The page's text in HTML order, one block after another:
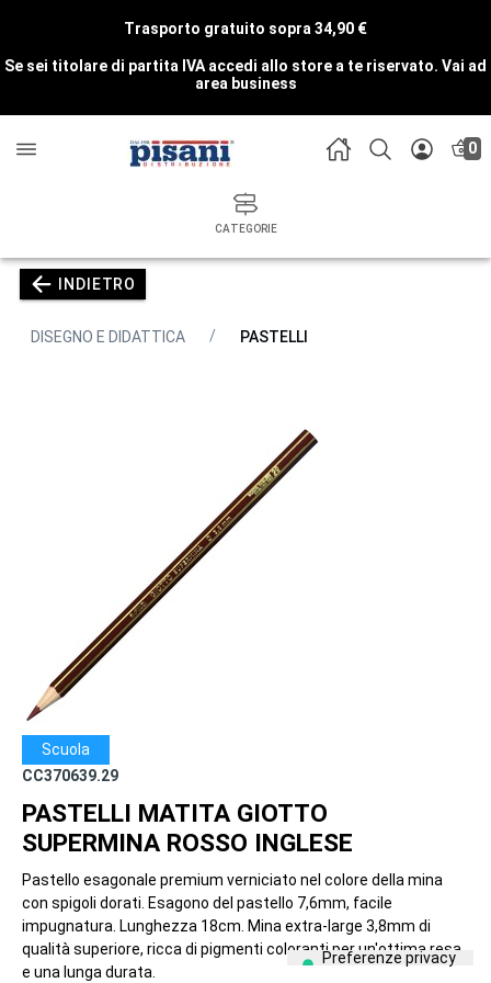
Trasporto gratuito sopra 34,90 €
Se sei titolare di partita IVA accedi allo store a te riservato. Vai ad
area business
0
CATEGORIE
INDIETRO
DISEGNO E DIDATTICA PASTELLI
Scuola
CC370639.29
PASTELLI MATITA GIOTTO
SUPERMINA ROSSO INGLESE
Pastello esagonale premium verniciato nel colore della mina
con spigoli dorati. Esagono del pastello 7,6mm, facile
impugnatura. Lunghezza 18cm. Mina extra-large 3,8mm di
qualità superiore, ricca di pigmenti coloranti per un'ottima resa
e una lunga durata.